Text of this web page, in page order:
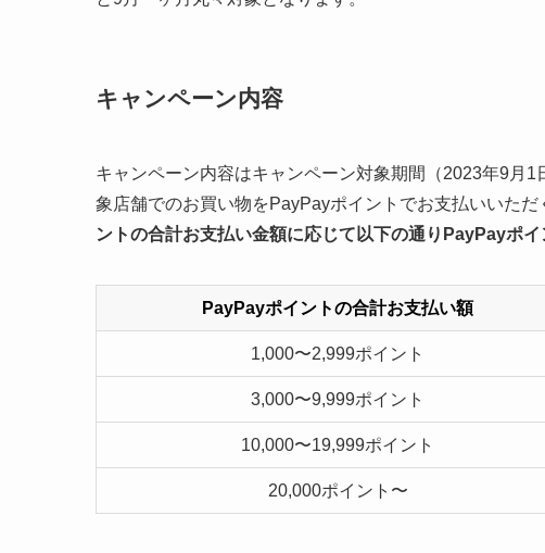
キャンペーン内容
キャンペーン内容はキャンペーン対象期間（2023年9月
象店舗でのお買い物をPayPayポイントでお支払いいた
ントの合計お支払い金額に応じて以下の通りPayPayポ
PayPayポイントの合計お支払い額
1,000〜2,999ポイント
3,000〜9,999ポイント
10,000〜19,999ポイント
20,000ポイント〜